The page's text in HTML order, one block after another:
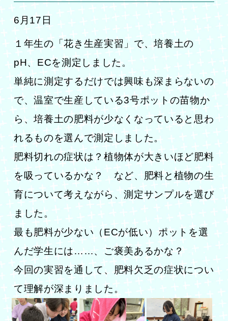
6月17日
１年生の「花き生産実習」で、培養土の
pH、ECを測定しました。
単純に測定するだけでは興味も深まらないの
で、温室で生産している3号ポットの苗物か
ら、培養土の肥料が少なくなっていると思わ
れるものを選んで測定しました。
肥料切れの症状は？植物体が大きいほど肥料
を吸っているかな？ など、肥料と植物の生
育について考えながら、測定サンプルを選び
ました。
最も肥料が少ない（ECが低い）ポットを選
んだ学生には……、ご褒美あるかな？
今回の実習を通して、肥料欠乏の症状につい
て理解が深まりました。